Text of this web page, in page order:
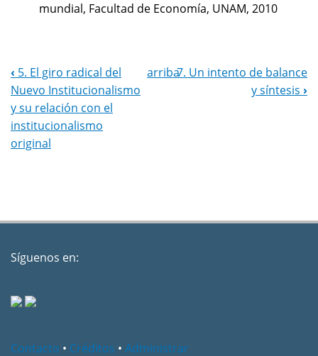
mundial, Facultad de Economía, UNAM, 2010
Navegación
del
libro
‹ 5. El giro radical del
Nuevo Institucionalismo
y su relación con el
institucionalismo
original
arriba7. Un intento de balance
y síntesis ›
Síguenos en:
Contacto • Créditos • Administrar